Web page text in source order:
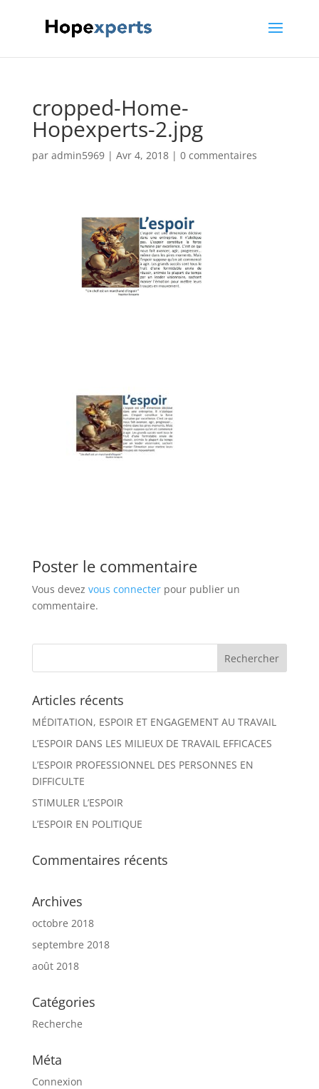
cropped-Home-
Hopexperts-2.jpg
par admin5969| Avr 4, 2018| 0 commentaires
Poster le commentaire
Vous devez vous connecterpour publier un
commentaire.
Articles récents
MÉDITATION, ESPOIR ET ENGAGEMENT AU TRAVAIL
L’ESPOIR DANS LES MILIEUX DE TRAVAIL EFFICACES
L’ESPOIR PROFESSIONNEL DES PERSONNES EN
DIFFICULTE
STIMULER L’ESPOIR
L’ESPOIR EN POLITIQUE
Commentaires récents
Archives
octobre 2018
septembre 2018
août 2018
Catégories
Recherche
Méta
Connexion